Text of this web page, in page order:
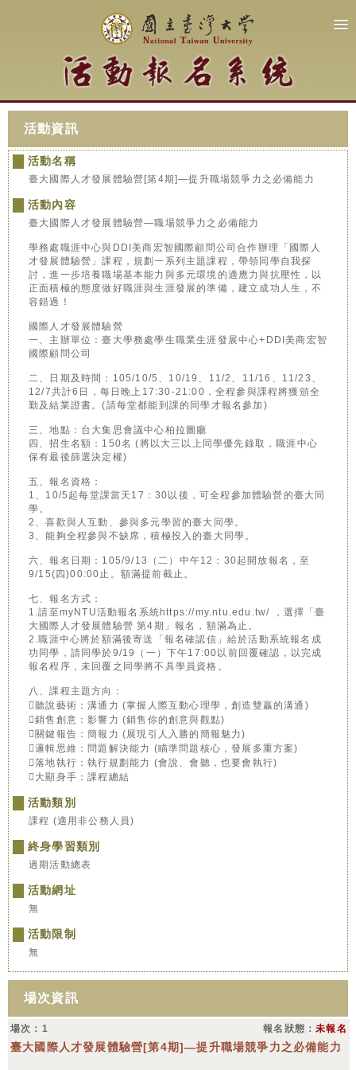
活動資訊
活動名稱
臺大國際人才發展體驗營[第4期]—提升職場競爭力之必備能力
活動內容
臺大國際人才發展體驗營—職場競爭力之必備能力
學務處職涯中心與DDI美商宏智國際顧問公司合作辦理「國際人
才發展體驗營」課程，規劃一系列主題課程，帶領同學自我探
討，進一步培養職場基本能力與多元環境的適應力與抗壓性，以
正面積極的態度做好職涯與生涯發展的準備，建立成功人生，不
容錯過！
國際人才發展體驗營
一、主辦單位：臺大學務處學生職業生涯發展中心+DDI美商宏智
國際顧問公司
二、日期及時間：105/10/5、10/19、11/2、11/16、11/23、
12/7共計6日，每日晚上17:30-21:00，全程參與課程將獲頒全
勤及結業證書。(請每堂都能到課的同學才報名參加)
三、地點：台大集思會議中心柏拉圖廳
四、招生名額：150名 (將以大三以上同學優先錄取，職涯中心
保有最後篩選決定權)
五、報名資格：
1、10/5起每堂課當天17：30以後，可全程參加體驗營的臺大同
學。
2、喜歡與人互動、參與多元學習的臺大同學。
3、能夠全程參與不缺席，積極投入的臺大同學。
六、報名日期：105/9/13（二）中午12：30起開放報名，至
9/15(四)00:00止。額滿提前截止。
七、報名方式：
1.請至myNTU活動報名系統https://my.ntu.edu.tw/ ，選擇「臺
大國際人才發展體驗營 第4期」報名，額滿為止。
2.職涯中心將於額滿後寄送「報名確認信」給於活動系統報名成
功同學，請同學於9/19（一）下午17:00以前回覆確認，以完成
報名程序，未回覆之同學將不具學員資格。
八、課程主題方向：
聽說藝術：溝通力 (掌握人際互動心理學，創造雙贏的溝通)
銷售創意：影響力 (銷售你的創意與觀點)
關鍵報告：簡報力 (展現引人入勝的簡報魅力)
邏輯思維：問題解決能力 (瞄準問題核心，發展多重方案)
落地執行：執行規劃能力 (會說、會聽，也要會執行)
大顯身手：課程總結
活動類別
課程 (適用非公務人員)
終身學習類別
過期活動總表
活動網址
無
活動限制
無
場次資訊
場次：1 報名狀態：未報名
臺大國際人才發展體驗營[第4期]—提升職場競爭力之必備能力